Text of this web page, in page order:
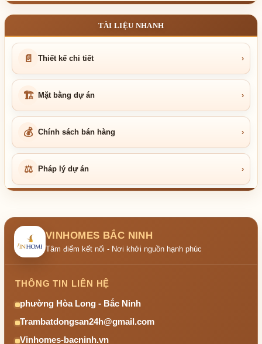
TÀI LIỆU NHANH
📄 Thiết kế chi tiết ›
🏗 Mặt bằng dự án ›
💰 Chính sách bán hàng ›
⚖ Pháp lý dự án ›
VINHOMES BẮC NINH
Tâm điểm kết nối - Nơi khởi nguồn hạnh phúc
THÔNG TIN LIÊN HỆ
phường Hòa Long - Bắc Ninh
Trambatdongsan24h@gmail.com
Vinhomes-bacninh.vn